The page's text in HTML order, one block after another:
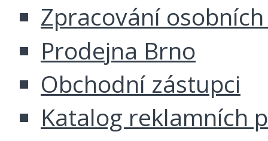
Zpracování
Prodejna Brno
Obchodní zástupci
Katalog reklamních